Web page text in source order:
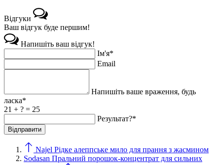
Відгуки
Ваш відгук буде першим!
Напишіть ваш відгук!
Ім'я*
Email
Напишіть ваше враження, будь
ласка*
21 + ? = 25
Результат?*
Najel Рідке алеппське мило для прання з жасмином
Sodasan Пральний порошок-концентрат для сильних